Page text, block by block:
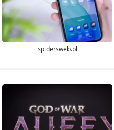
spidersweb.pl